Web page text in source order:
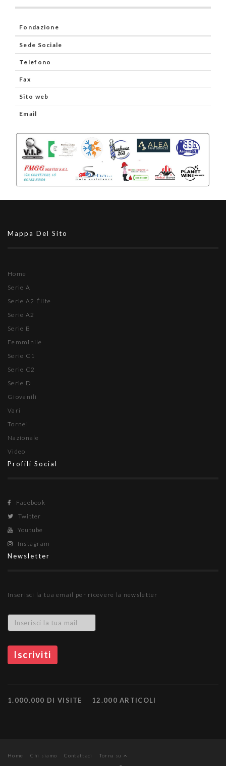
Fondazione
Sede Sociale
Telefono
Fax
Sito web
Email
Mappa Del Sito
Home
Serie A
Serie A2 Élite
Serie A2
Serie B
Femminile
Serie C1
Serie C2
Serie D
Giovanili
Vari
Tornei
Nazionale
Video
Profili Social
Facebook
Twitter
Youtube
Instagram
Newsletter
Inserisci la tua email per ricevere la newsletter
1.000.000 DI VISITE 12.000 ARTICOLI
Home Chi siamo Contattaci
Torna su